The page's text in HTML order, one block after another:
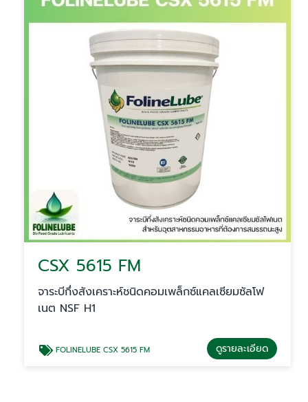
CSX 5615 FM
จาระบีกึ่งสังเคราะห์ชนิดคอมเพล็กซ์แคลเซียมซัลโฟ
เนต NSF H1
FOLINELUBE CSX 5615 FM ดูรายละเอียด